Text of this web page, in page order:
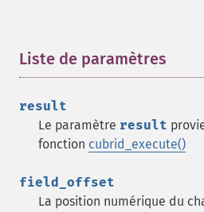
Liste de paramètres
result
Le paramètre result
fonction cubrid_execute()
field_offset
La position numérique du